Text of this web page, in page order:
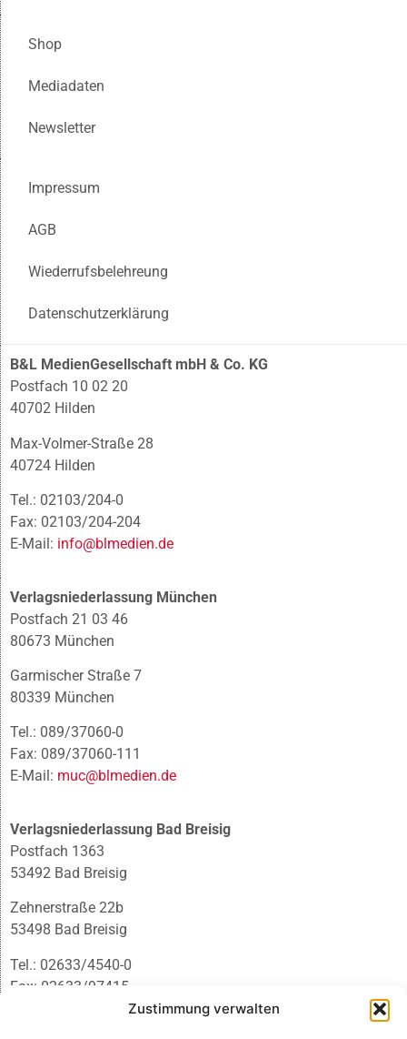
Zustimmung verwalten
Shop
Mediadaten
Newsletter
Impressum
AGB
Wiederrufsbelehreung
Datenschutzerklärung
B&L MedienGesellschaft mbH & Co. KG
Postfach 10 02 20
40702 Hilden
Max-Volmer-Straße 28
40724 Hilden
Tel.: 02103/204-0
Fax: 02103/204-204
E-Mail: info@blmedien.de
Verlagsniederlassung München
Postfach 21 03 46
80673 München
Garmischer Straße 7
80339 München
Tel.: 089/37060-0
Fax: 089/37060-111
E-Mail: muc@blmedien.de
Verlagsniederlassung Bad Breisig
Postfach 1363
53492 Bad Breisig
Zehnerstraße 22b
53498 Bad Breisig
Tel.: 02633/4540-0
Fax: 02633/97415
infobb@blmedien.de